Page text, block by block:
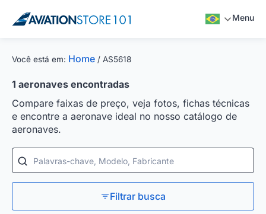
Menu
Você está em: Home / AS5618
1 aeronaves encontradas
Compare faixas de preço, veja fotos, fichas técnicas
e encontre a aeronave ideal no nosso catálogo de
aeronaves.
Palavras-chave, Modelo, Fabricante
Filtrar busca